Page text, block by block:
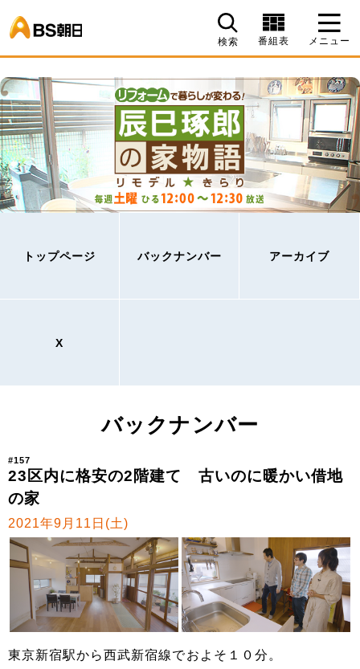
検索 番組表 メニュー
トップページ バックナンバー アーカイブ
X
バックナンバー
#157
23区内に格安の2階建て 古いのに暖かい借地
の家
2021年9月11日(土)
東京新宿駅から西武新宿線でおよそ１０分。